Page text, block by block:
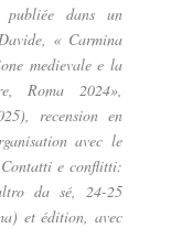
publiée dans un
« Carmina
medievale e la
Roma 2024»,
recension en
avec le
e conflitti:
da sé, 24-25
et édition, avec